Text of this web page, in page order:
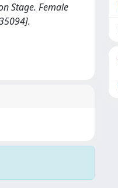
Stage. Female